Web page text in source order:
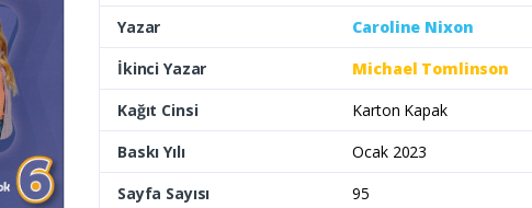
Yazar
Caroline Nixon
İkinci Yazar
Michael Tomlinson
Kağıt Cinsi
Karton Kapak
Baskı Yılı
Ocak 2023
Sayfa Sayısı
95